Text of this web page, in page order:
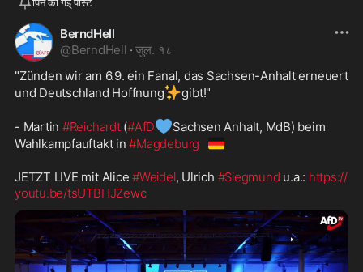
BerndHell
@BerndHell · जुल. १८
"Zünden wir am 6.9. ein Fanal, das Sachsen-Anhalt erneuert
und Deutschland Hoffnung✨ gibt!"
- Martin #Reichardt (#AfD💙Sachsen Anhalt, MdB) beim
Wahlkampfauftakt in #Magdeburg 🇩🇪
JETZT LIVE mit Alice #Weidel, Ulrich #Siegmund u.a.: https://
youtu.be/tsUTBHJZewc